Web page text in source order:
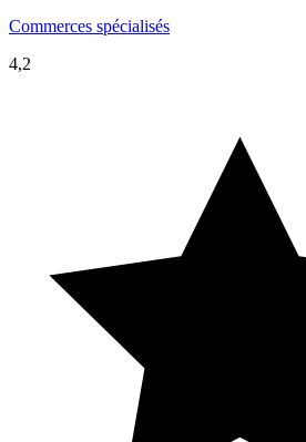
Commerces spécialisés
4,2